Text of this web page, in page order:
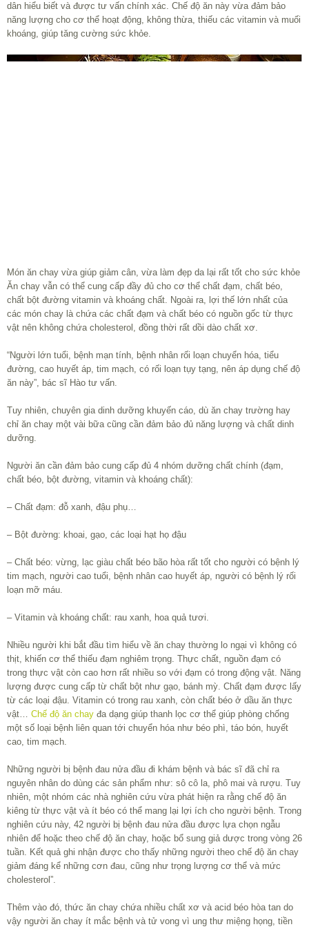
dân hiểu biết và được tư vấn chính xác. Chế độ ăn này vừa đảm bảo
năng lượng cho cơ thể hoạt động, không thừa, thiếu các vitamin và muối
khoáng, giúp tăng cường sức khỏe.
Món ăn chay vừa giúp giảm cân, vừa làm đẹp da lại rất tốt cho sức khỏe
Ăn chay vẫn có thể cung cấp đầy đủ cho cơ thể chất đạm, chất béo,
chất bột đường vitamin và khoáng chất. Ngoài ra, lợi thế lớn nhất của
các món chay là chứa các chất đạm và chất béo có nguồn gốc từ thực
vật nên không chứa cholesterol, đồng thời rất dồi dào chất xơ.
“Người lớn tuổi, bệnh mạn tính, bệnh nhân rối loạn chuyển hóa, tiểu
đường, cao huyết áp, tim mạch, có rối loạn tụy tạng, nên áp dụng chế độ
ăn này”, bác sĩ Hào tư vấn.
Tuy nhiên, chuyên gia dinh dưỡng khuyến cáo, dù ăn chay trường hay
chỉ ăn chay một vài bữa cũng cần đảm bảo đủ năng lượng và chất dinh
dưỡng.
Người ăn cần đảm bảo cung cấp đủ 4 nhóm dưỡng chất chính (đạm,
chất béo, bột đường, vitamin và khoáng chất):
– Chất đạm: đỗ xanh, đậu phụ…
– Bột đường: khoai, gạo, các loại hạt họ đậu
– Chất béo: vừng, lạc giàu chất béo bão hòa rất tốt cho người có bệnh lý
tim mạch, người cao tuổi, bệnh nhân cao huyết áp, người có bệnh lý rối
loạn mỡ máu.
– Vitamin và khoáng chất: rau xanh, hoa quả tươi.
Nhiều người khi bắt đầu tìm hiểu về ăn chay thường lo ngại vì không có
thịt, khiến cơ thể thiếu đạm nghiêm trọng. Thực chất, nguồn đạm có
trong thực vật còn cao hơn rất nhiều so với đạm có trong động vật. Năng
lượng được cung cấp từ chất bột như gạo, bánh mỳ. Chất đạm được lấy
từ các loại đậu. Vitamin có trong rau xanh, còn chất béo ở dầu ăn thực
vật… Chế độ ăn chay đa dạng giúp thanh lọc cơ thể giúp phòng chống
một số loại bệnh liên quan tới chuyển hóa như béo phì, táo bón, huyết
cao, tim mạch.
Những người bị bệnh đau nửa đầu đi khám bệnh và bác sĩ đã chỉ ra
nguyên nhân do dùng các sản phẩm như: sô cô la, phô mai và rượu. Tuy
nhiên, một nhóm các nhà nghiên cứu vừa phát hiện ra rằng chế độ ăn
kiêng từ thực vật và ít béo có thể mang lại lợi ích cho người bệnh. Trong
nghiên cứu này, 42 người bị bệnh đau nửa đầu được lựa chọn ngẫu
nhiên để hoặc theo chế độ ăn chay, hoặc bổ sung giả dược trong vòng 26
tuần. Kết quả ghi nhận được cho thấy những người theo chế độ ăn chay
giảm đáng kể những cơn đau, cũng như trọng lượng cơ thể và mức
cholesterol”.
Thêm vào đó, thức ăn chay chứa nhiều chất xơ và acid béo hòa tan do
vậy người ăn chay ít mắc bệnh và tử vong vì ung thư miệng họng, tiền